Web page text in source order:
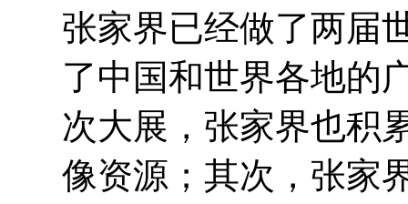
张家界已经做了两届
了中国和世界各地的
次大展，张家界也积
像资源；其次，张家